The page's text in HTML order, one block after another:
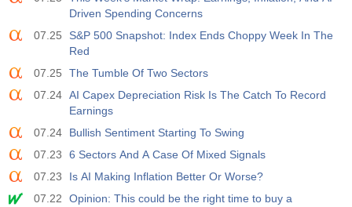
Driven Spending Concerns
07.25
S&P 500 Snapshot: Index Ends Choppy Week In The
Red
07.25
The Tumble Of Two Sectors
07.24 AI Capex Depreciation Risk Is The Catch To Record
Earnings
07.24
Bullish Sentiment Starting To Swing
07.23
6 Sectors And A Case Of Mixed Signals
07.23
Is AI Making Inflation Better Or Worse?
07.22
Opinion: This could be the right time to buy a